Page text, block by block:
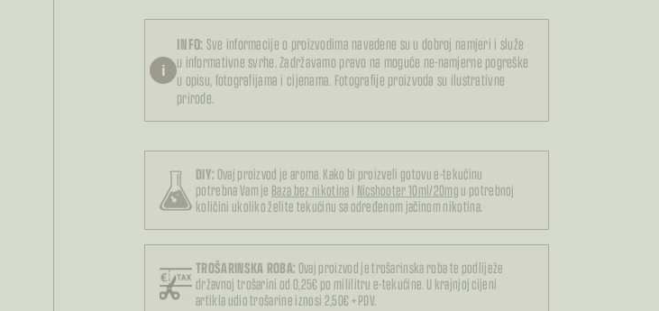
DIY: Ovaj proizvod je aroma. Kako bi proizveli gotovu e-tekućinu
potrebna Vam je Baza bez nikotinai Nicshooter 10ml/20mgu potrebnoj
količini ukoliko želite tekućinu sa određenom jačinom nikotina.
TROŠARINSKA ROBA: Ovaj proizvod je trošarinska roba te podliježe
državnoj trošarini od 0,25€ po mililitru e-tekućine. U krajnjoj cijeni
artikla udio trošarine iznosi 2,50€ + PDV.
i
INFO: Sve informacije o proizvodima navedene su u dobroj namjeri i služe
u informativne svrhe. Zadržavamo pravo na moguće ne-namjerne pogreške
u opisu, fotografijama i cijenama. Fotografije proizvoda su ilustrativne
prirode.